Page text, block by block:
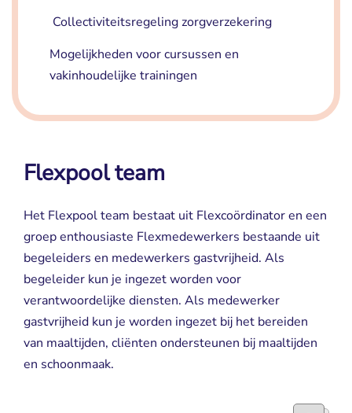
Collectiviteitsregeling zorgverzekering
Mogelijkheden voor cursussen en
vakinhoudelijke trainingen
Flexpool team
Het Flexpool team bestaat uit Flexcoördinator en een
groep enthousiaste Flexmedewerkers bestaande uit
begeleiders en medewerkers gastvrijheid. Als
begeleider kun je ingezet worden voor
verantwoordelijke diensten. Als medewerker
gastvrijheid kun je worden ingezet bij het bereiden
van maaltijden, cliënten ondersteunen bij maaltijden
en schoonmaak.